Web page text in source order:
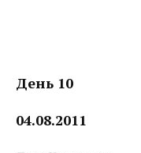
День 10
04.08.2011